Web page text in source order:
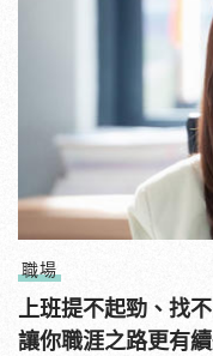
職場
上班提不起勁、找
讓你職涯之路更有續